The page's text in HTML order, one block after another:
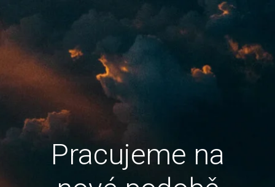
Pracujeme na